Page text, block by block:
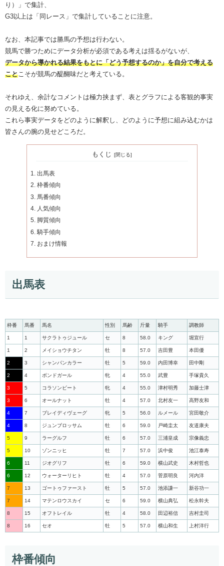
り）」で集計、
G3以上は「同レース」で集計していることに注意。
なお、本記事では勝馬の予想は行わない。
競馬で勝つためにデータ分析が必須である考えは揺るがないが、
データから導かれる結果をもとに「どう予想するのか」を自分で考える
こと こそが競馬の醍醐味だと考えている。
それゆえ、余計なコメントは極力挟まず、表とグラフによる客観的事実
の見える化に努めている。
これら事実データをどのように解釈し、どのように予想に組み込むかは
皆さんの腕の見せどころだ。
もくじ
出馬表
枠番傾向
馬番傾向
人気傾向
脚質傾向
騎手傾向
おまけ情報
出馬表
枠番 馬番 馬名 性別 馬齢 斤量 騎手 調教師
1 1 サクラトゥジュール セ 8 58.0 キング 堀宣行
1 2 メイショウチタン 牡 8 57.0 吉田豊 本田優
2 3 シャンパンカラー 牡 5 59.0 内田博幸 田中剛
2 4 ボンドガール 牝 4 55.0 武豊 手塚貴久
3 5 コラソンビート 牝 4 55.0 津村明秀 加藤士津
3 6 オールナット 牡 4 57.0 北村友一 高野友和
4 7 ブレイディヴェーグ 牝 5 56.0 ルメール 宮田敬介
4 8 ジュンブロッサム 牡 6 59.0 戸崎圭太 友道康夫
5 9 ラーグルフ 牡 6 57.0 三浦皇成 宗像義忠
5 10 ゾンニッヒ 牡 7 57.0 浜中俊 池江泰寿
6 11 ジオグリフ 牡 6 59.0 横山武史 木村哲也
6 12 ウォーターリヒト 牡 4 57.0 菅原明良 河内洋
7 13 ゴートゥファースト 牡 5 57.0 池添謙一 新谷功一
7 14 マテンロウスカイ セ 6 59.0 横山典弘 松永幹夫
8 15 オフトレイル 牡 4 58.0 田辺裕信 吉村圭司
8 16 セオ 牡 5 57.0 横山和生 上村洋行
枠番傾向